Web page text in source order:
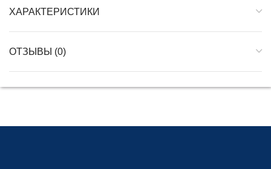
ХАРАКТЕРИСТИКИ
ОТЗЫВЫ (0)